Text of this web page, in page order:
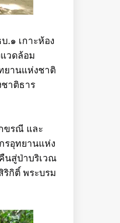
๑ เกาะห้อง
วดล้อม
ยานแห่งชาติ
าติธาร
ขรณี และ
รอุทยานแห่ง
นสู่ป่าบริเวณ
ริกิติ์ พระบรม